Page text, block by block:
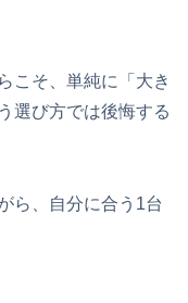
こそ、単純に「大き
選び方では後悔する
ら、自分に合う1台